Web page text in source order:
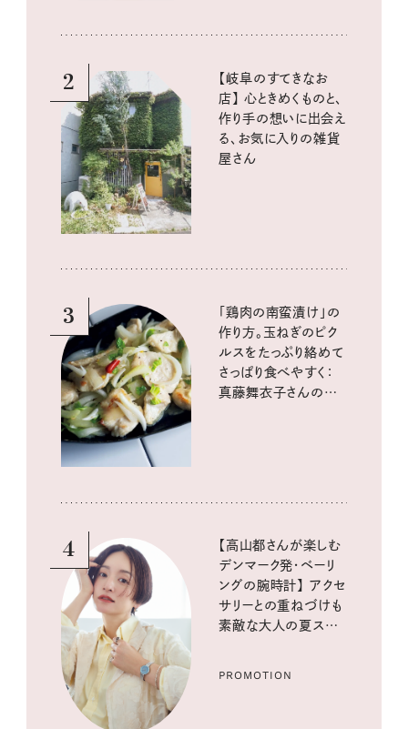
2
【岐阜のすてきなお
店】 心ときめくものと、
作り手の想いに出会え
る、お気に入りの雑貨
屋さん
3
「鶏肉の南蛮漬け」の
作り方。玉ねぎのピク
ルスをたっぷり絡めて
さっぱり食べやすく：
真藤舞衣子さんの発
4
【高山都さんが楽しむ
デンマーク発・ベーリ
ングの腕時計】 アクセ
サリーとの重ねづけも
素敵な大人の夏スタイ
PROMOTION